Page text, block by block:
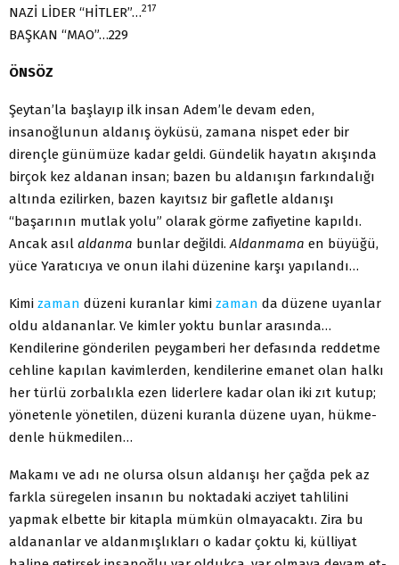
NAZİ LİDER “HİTLER”…217
BAŞKAN “MAO”…229
ÖNSÖZ
Şeytan’la başlayıp ilk insan Adem’le devam eden,
insanoğlunun al­danış öyküsü, zamana nispet eder bir
dirençle günümüze kadar geldi. Gündelik hayatın akışında
birçok kez aldanan insan; bazen bu aldanışın farkındalığı
altında ezilirken, bazen kayıtsız bir gafletle aldanışı
“başarının mutlak yolu” olarak görme zafiyetine kapıldı.
Ancak asıl aldanma bunlar değildi. Aldanmama en büyüğü,
yüce Yaratıcıya ve onun ilahi düzenine karşı yapılandı…
Kimi zaman düzeni kuranlar kimi zaman da düzene uyanlar
oldu aldananlar. Ve kimler yoktu bunlar arasında…
Kendilerine gönderilen peygamberi her defasında reddetme
cehline kapılan kavimlerden, kendilerine emanet olan halkı
her türlü zorbalıkla ezen liderlere kadar olan iki zıt kutup;
yönetenle yönetilen, düzeni kuranla düzene uyan, hükme­
denle hükmedilen…
Makamı ve adı ne olursa olsun aldanışı her çağda pek az
farkla süregelen insanın bu noktadaki acziyet tahlilini
yapmak elbette bir kitapla mümkün olmayacaktı. Zira bu
aldananlar ve aldanmışlıkları o kadar çoktu ki, külliyat